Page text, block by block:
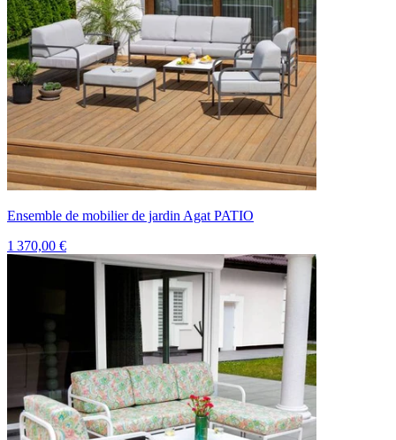
Ensemble de mobilier de jardin Agat PATIO
1 370,00 €